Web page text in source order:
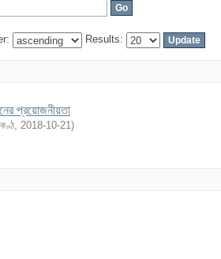
Results:
প্রয়োজনীয়তা
, 2018-10-21)